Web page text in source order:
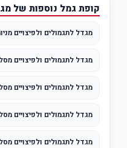
קופת גמל נוספות של
מגדל לתגמולים ולפיצויים
מגדל לתגמולים ולפיצויים
מגדל לתגמולים ולפיצויים מסלול
מגדל לתגמולים ולפיצויים
מגדל לתגמולים ולפיצויים מסלול